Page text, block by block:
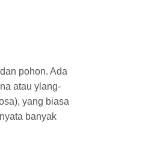
pohon. Ada
atau ylang-
yang biasa
banyak